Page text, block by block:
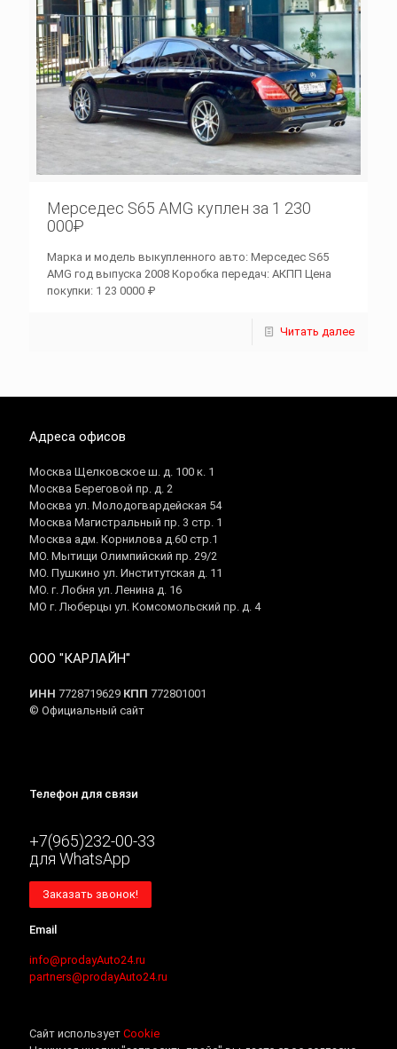
Мерседес S65 AMG куплен за 1 230
000₽
Марка и модель выкупленного авто: Мерседес S65
AMG год выпуска 2008 Коробка передач: АКПП Цена
покупки: 1 23 0000 ₽
Читать далее
Адреса офисов
Москва Щелковское ш. д. 100 к. 1
Москва Береговой пр. д. 2
Москва ул. Молодогвардейская 54
Москва Магистральный пр. 3 стр. 1
Москва адм. Корнилова д.60 стр.1
МО. Мытищи Олимпийский пр. 29/2
МО. Пушкино ул. Институтская д. 11
МО. г. Лобня ул. Ленина д. 16
МО г. Люберцы ул. Комсомольский пр. д. 4
ООО "КАРЛАЙН"
ИНН 7728719629 КПП 772801001
© Официальный сайт
Телефон для связи
+7(965)232-00-33
для WhatsApp
Заказать звонок!
Email
info@prodayAuto24.ru
partners@prodayAuto24.ru
Сайт использует Cookie